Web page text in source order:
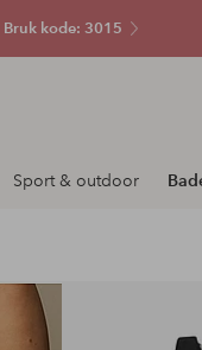
Bruk kode: 3015
Sport & outdoor